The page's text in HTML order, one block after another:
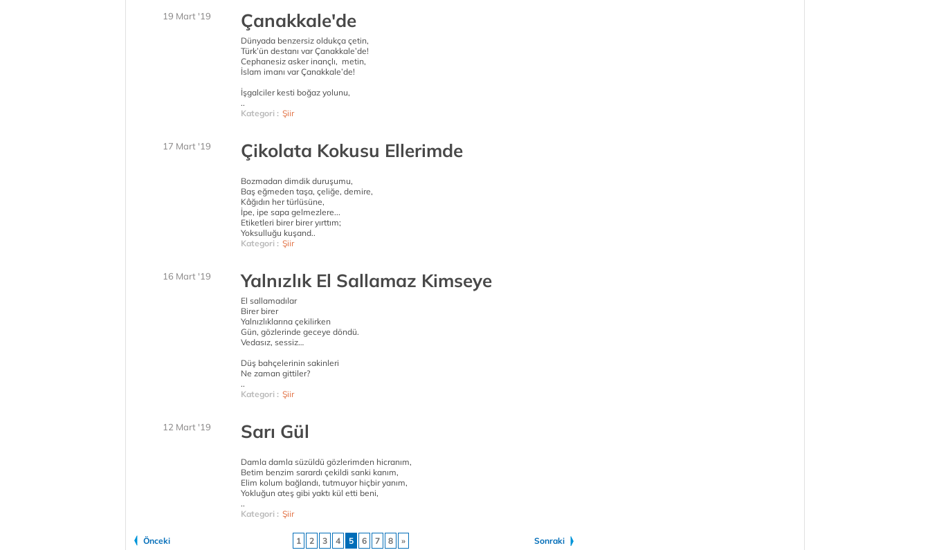
19 Mart '19 Çanakkale'de
Dünyada benzersiz oldukça çetin,
Türk’ün destanı var Çanakkale’de!
Cephanesiz asker inançlı, metin,
İslam imanı var Çanakkale’de!
İşgalciler kesti boğaz yolunu,
..
Kategori : Şiir
17 Mart '19 Çikolata Kokusu Ellerimde
Bozmadan dimdik duruşumu,
Baş eğmeden taşa, çeliğe, demire,
Kâğıdın her türlüsüne,
İpe, ipe sapa gelmezlere...
Etiketleri birer birer yırttım;
Yoksulluğu kuşand..
Kategori : Şiir
16 Mart '19 Yalnızlık El Sallamaz Kimseye
El sallamadılar
Birer birer
Yalnızlıklarına çekilirken
Gün, gözlerinde geceye döndü.
Vedasız, sessiz…
Düş bahçelerinin sakinleri
Ne zaman gittiler?
..
Kategori : Şiir
12 Mart '19 Sarı Gül
Damla damla süzüldü gözlerimden hicranım,
Betim benzim sarardı çekildi sanki kanım,
Elim kolum bağlandı, tutmuyor hiçbir yanım,
Yokluğun ateş gibi yaktı kül etti beni,
..
Kategori : Şiir
Önceki Sonraki
1 2 3 4 5 6 7 8 »